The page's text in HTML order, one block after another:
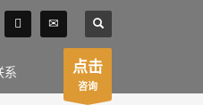
only!
系 点击
咨询